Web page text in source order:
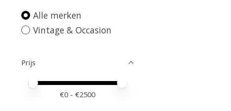
Alle merken
Vintage & Occasion
Prijs
Minimale prijswaarde
Price maximum value
€0 - €2500